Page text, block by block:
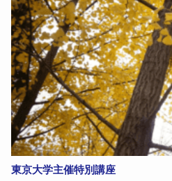
東京大学主催特別講座